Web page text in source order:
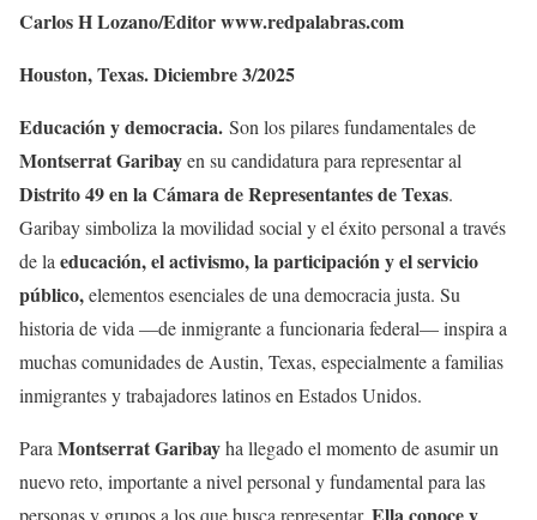
Carlos H Lozano/Editor www.redpalabras.com
Houston, Texas. Diciembre 3/2025
Educación y democracia. Son los pilares fundamentales de
Montserrat Garibayen su candidatura para representar al
Distrito 49 en la Cámara de Representantes de Texas.
Garibay simboliza la movilidad social y el éxito personal a través
de laeducación, el activismo, la participación y el servicio
público,elementos esenciales de una democracia justa. Su
historia de vida —de inmigrante a funcionaria federal— inspira a
muchas comunidades de Austin, Texas, especialmente a familias
inmigrantes y trabajadores latinos en Estados Unidos.
ParaMontserrat Garibayha llegado el momento de asumir un
nuevo reto, importante a nivel personal y fundamental para las